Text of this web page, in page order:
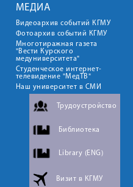
МЕДИА
Видеоархив событий КГМУ
Фотоархив событий КГМУ
Многотиражная газета
"Вести Курского
медуниверситета"
Студенческое интернет-
телевидение "МедТВ"
Наш университет в СМИ
Трудоустройство
Библиотека
Library (ENG)
Визит в КГМУ